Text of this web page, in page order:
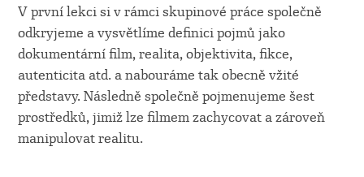
V první lekci si v rámci skupinové práce společně
odkryjeme a vysvětlíme definici pojmů jako
dokumentární film, realita, objektivita, fikce,
autenticita atd. a nabouráme tak obecně vžité
představy. Následně společně pojmenujeme šest
prostředků, jimiž lze filmem zachycovat a zároveň
manipulovat realitu.